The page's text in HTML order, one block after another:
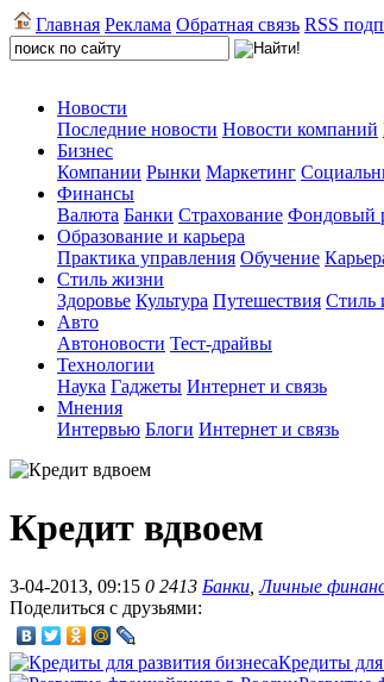
Главная Реклама Обратная связь RSS
Новости
Последние новости Новости компаний
Бизнес
Компании Рынки Маркетинг
Финансы
Валюта Банки Страхование Фондовый
Образование и карьера
Практика управления Обучение
Стиль жизни
Здоровье Культура Путешествия Стиль
Авто
Автоновости Тест-драйвы
Технологии
Наука Гаджеты Интернет и связь
Мнения
Интервью Блоги Интернет и связь
Кредит вдвоем
3-04-2013, 09:15 0 2413 Банки ,Личные
Поделиться с друзьями:
Кредиты для